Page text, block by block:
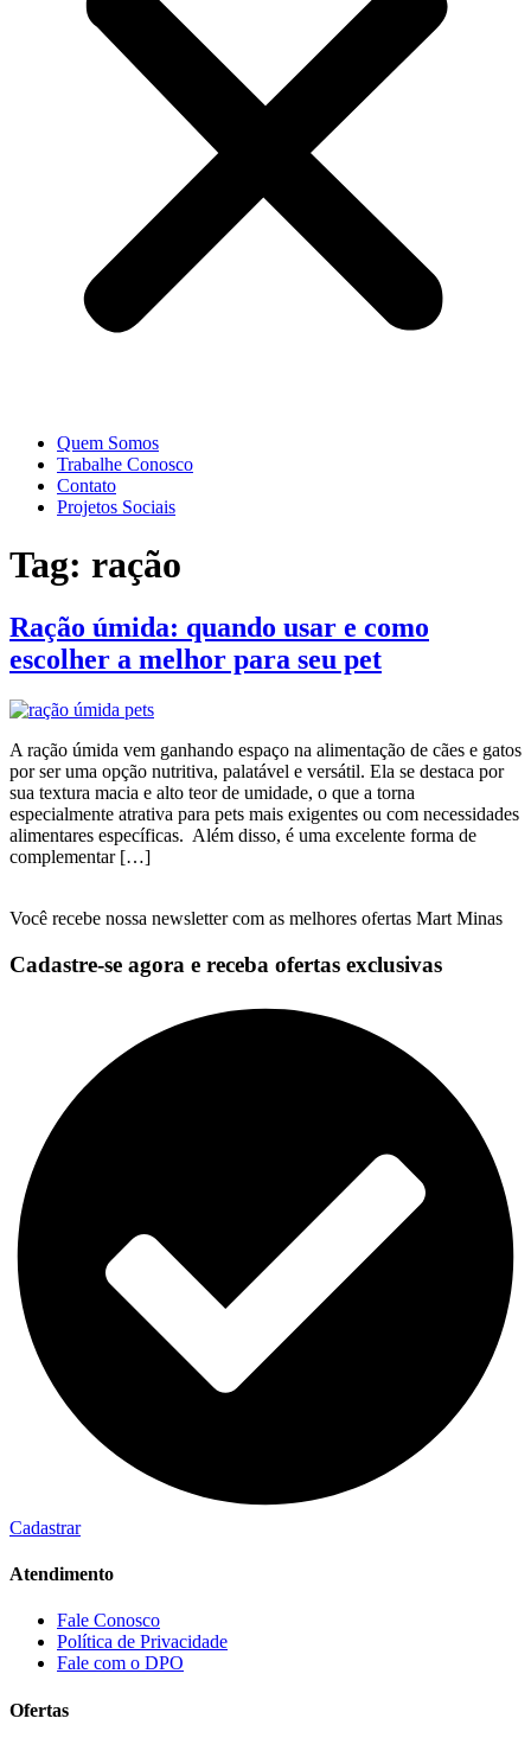
Quem Somos
Trabalhe Conosco
Contato
Projetos Sociais
Tag: ração
Ração úmida: quando usar e como
escolher a melhor para seu pet
A ração úmida vem ganhando espaço na alimentação de cães e gatos
por ser uma opção nutritiva, palatável e versátil. Ela se destaca por
sua textura macia e alto teor de umidade, o que a torna
especialmente atrativa para pets mais exigentes ou com necessidades
alimentares específicas. Além disso, é uma excelente forma de
complementar […]
Você recebe nossa newsletter com as melhores ofertas Mart Minas
Cadastre-se agora e receba ofertas exclusivas
Cadastrar
Atendimento
Fale Conosco
Política de Privacidade
Fale com o DPO
Ofertas